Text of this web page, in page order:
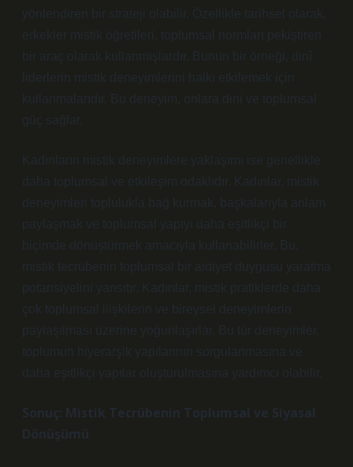
yönlendiren bir strateji olabilir. Özellikle tarihsel olarak,
erkekler mistik öğretileri, toplumsal normları pekiştiren
bir araç olarak kullanmışlardır. Bunun bir örneği, dinî
liderlerin mistik deneyimlerini halkı etkilemek için
kullanmalarıdır. Bu deneyim, onlara dini ve toplumsal
güç sağlar.
Kadınların mistik deneyimlere yaklaşımı ise genellikle
daha toplumsal ve etkileşim odaklıdır. Kadınlar, mistik
deneyimleri toplulukla bağ kurmak, başkalarıyla anlam
paylaşmak ve toplumsal yapıyı daha eşitlikçi bir
biçimde dönüştürmek amacıyla kullanabilirler. Bu,
mistik tecrübenin toplumsal bir aidiyet duygusu yaratma
potansiyelini yansıtır. Kadınlar, mistik pratiklerde daha
çok toplumsal ilişkilerin ve bireysel deneyimlerin
paylaşılması üzerine yoğunlaşırlar. Bu tür deneyimler,
toplumun hiyerarşik yapılarının sorgulanmasına ve
daha eşitlikçi yapılar oluşturulmasına yardımcı olabilir.
Sonuç: Mistik Tecrübenin Toplumsal ve Siyasal
Dönüşümü